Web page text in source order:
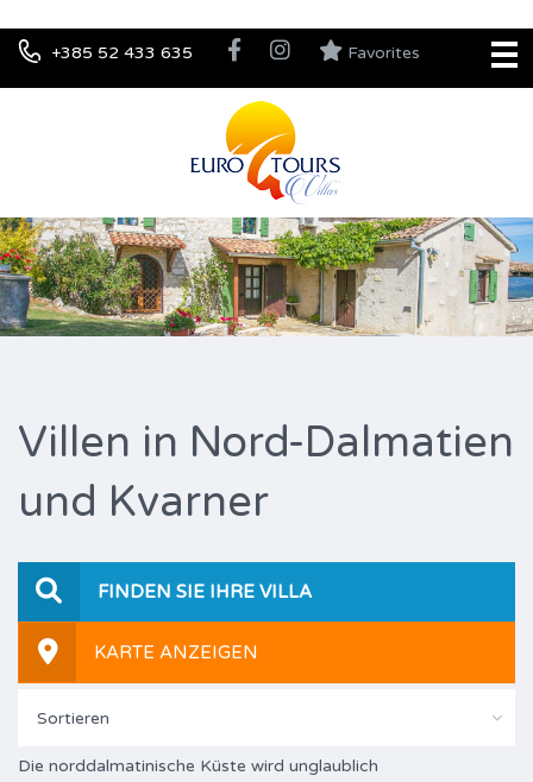
+385 52 433 635 Favorites
Villen in Nord-Dalmatien
und Kvarner
FINDEN SIE IHRE VILLA
KARTE ANZEIGEN
Sortieren
Die norddalmatinische Küste wird unglaublich